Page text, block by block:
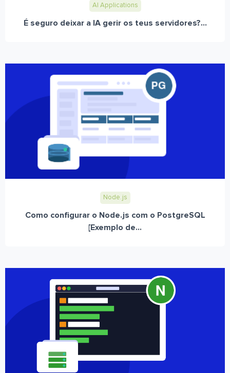
AI Applications
É seguro deixar a IA gerir os teus servidores?...
Node.js
Como configurar o Node.js com o PostgreSQL
[Exemplo de...